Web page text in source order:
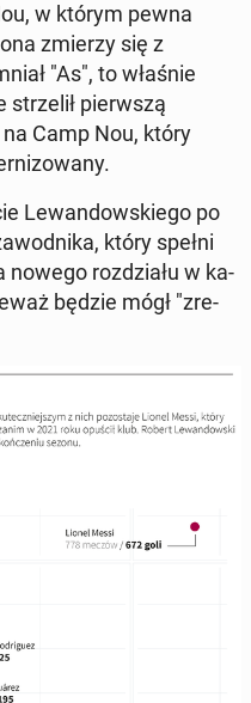
w którym pewna
zmierzy się z
"As", to właśnie
strze­lił pierw­szą
Camp Nou, który
Le­wan­dow­skie­go po
który spełni
nowego roz­dzia­łu w ka­
będzie mógł "zre­